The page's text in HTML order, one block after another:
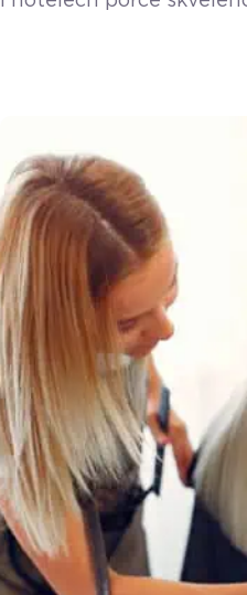
fungování aplikace i o
strávníků jsme si
Koncept je jednoduchý,
Podniky nabídnou své
balíčku s překvapením a